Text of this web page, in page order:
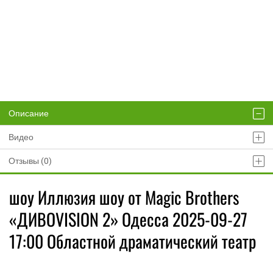
Описание
Видео
Отзывы (0)
шоу Иллюзия шоу от Magic Brothers
«ДИВОVISION 2» Одесса 2025-09-27
17:00 Областной драматический театр